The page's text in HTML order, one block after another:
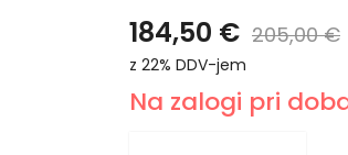
184,50 € 205,00€
z 22% DDV-jem
Na zalogi pri